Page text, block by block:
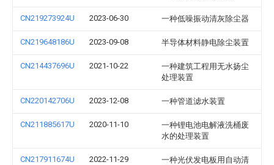
CN219273924U 2023-06-30 一种低噪振动清灰除尘器
CN219648186U 2023-09-08 半导体材料静电除尘装置
CN214437696U 2021-10-22
一种建筑工程用无水扬尘
处理装置
CN220142706U 2023-12-08 一种管道滤水装置
CN211885617U 2020-11-10
一种锂电池电解液洗桶废
水的处理装置
CN217911674U 2022-11-29
一种光伏发电板用自动清